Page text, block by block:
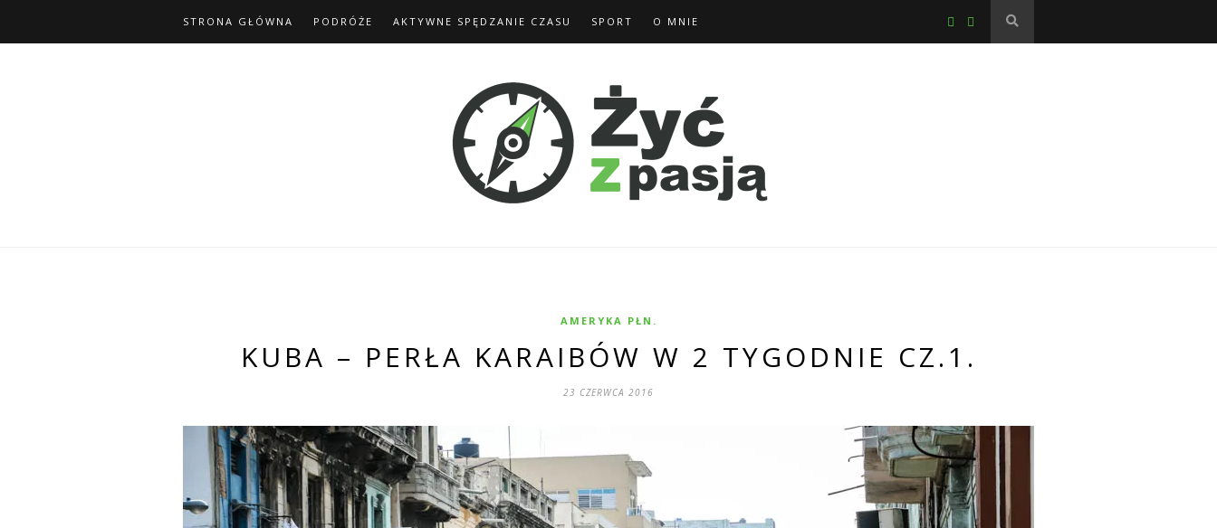
STRONA GŁÓWNA PODRÓŻE AKTYWNE SPĘDZANIE CZASU SPORT O MNIE
AMERYKA PŁN.
KUBA – PERŁA KARAIBÓW W 2 TYGODNIE CZ.1.
23 CZERWCA 2016